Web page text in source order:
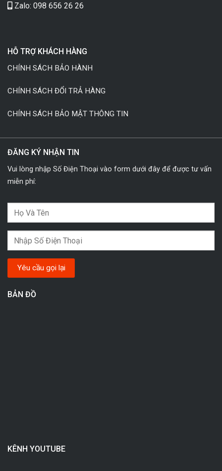
Zalo: 098 656 26 26
HỖ TRỢ KHÁCH HÀNG
CHÍNH SÁCH BẢO HÀNH
CHÍNH SÁCH ĐỔI TRẢ HÀNG
CHÍNH SÁCH BẢO MẬT THÔNG TIN
ĐĂNG KÝ NHẬN TIN
Vui lòng nhập Số Điện Thoại vào form dưới đây để được tư vấn
miễn phí:
BẢN ĐỒ
KÊNH YOUTUBE